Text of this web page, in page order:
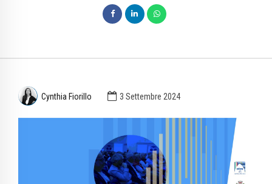
Cynthia Fiorillo 3 Settembre 2024